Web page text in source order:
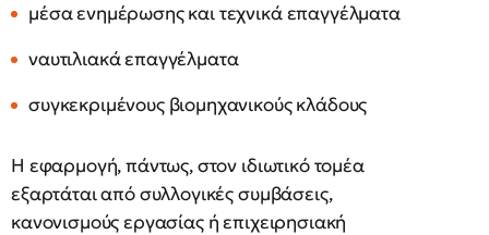
μέσα ενημέρωσης και τεχνικά επαγγέλματα
ναυτιλιακά επαγγέλματα
συγκεκριμένους βιομηχανικούς κλάδους
Η εφαρμογή, πάντως, στον ιδιωτικό τομέα
εξαρτάται από συλλογικές συμβάσεις,
κανονισμούς εργασίας ή επιχειρησιακή